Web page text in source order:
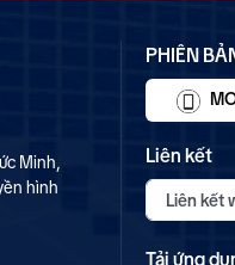
Minh,
hình
PHIÊN
Liên kết
Tải ứng